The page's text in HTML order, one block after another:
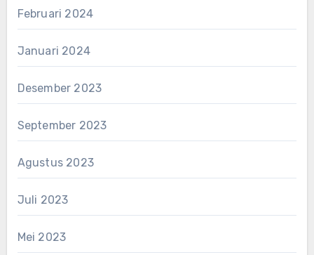
Februari 2024
Januari 2024
Desember 2023
September 2023
Agustus 2023
Juli 2023
Mei 2023